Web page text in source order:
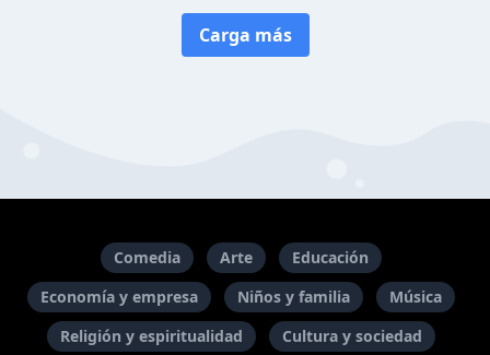
Carga más
Comedia Arte
Educación
Economía y empresa
Niños y familia
Música
Religión y espiritualidad
Cultura y sociedad